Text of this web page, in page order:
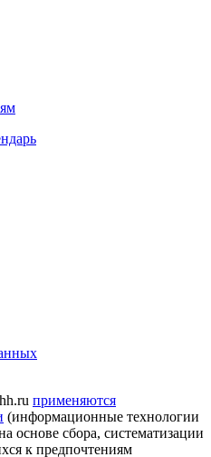
применяются
(информационные технологии
основе сбора, систематизации
к предпочтениям